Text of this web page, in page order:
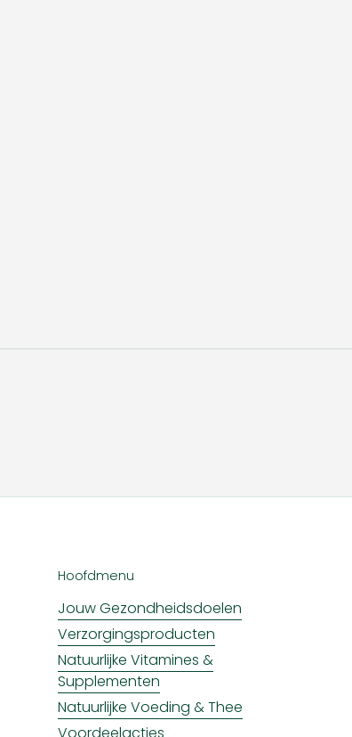
Hoofdmenu
Jouw Gezondheidsdoelen
Verzorgingsproducten
Natuurlijke Vitamines &
Supplementen
Natuurlijke Voeding & Thee